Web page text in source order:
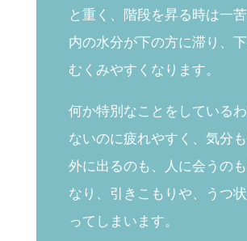
と重く、階段を昇る時は一
内の水分が下の方に滞り、
むくみやすくなります。
何か特別なことをしている
ないのに疲れやすく、気分も
外に出るのも、人に会うの
なり、引きこもりや、うつ
ってしまいます。